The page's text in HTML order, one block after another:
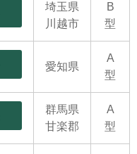
埼玉県
川越市
B
型
愛知県
A
型
群馬県
甘楽郡
A
型